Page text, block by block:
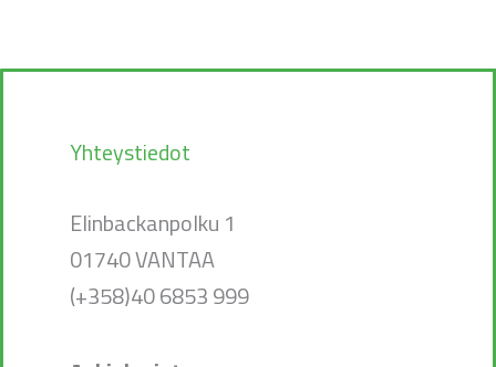
Yhteystiedot
Elinbackanpolku 1
01740 VANTAA
(+358)40 6853 999